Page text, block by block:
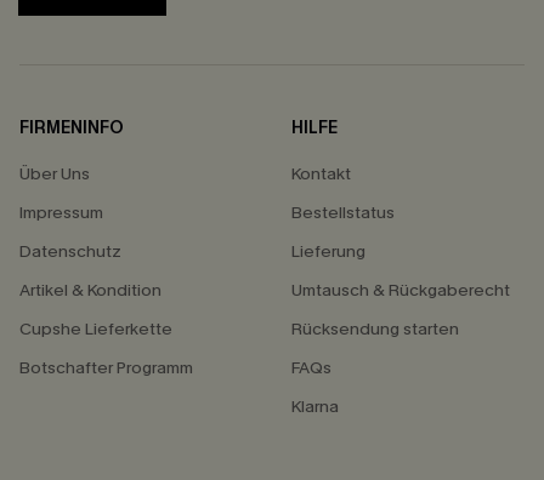
FIRMENINFO
Über Uns
Impressum
Datenschutz
Artikel & Kondition
Cupshe Lieferkette
Botschafter Programm
HILFE
Kontakt
Bestellstatus
Lieferung
Umtausch & Rückgaberecht
Rücksendung starten
FAQs
Klarna